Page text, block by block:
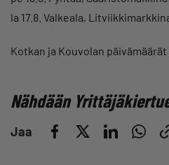
la 17.8. Valkeala,
Kotkan ja Kouvolan
Nähdään
Jaa